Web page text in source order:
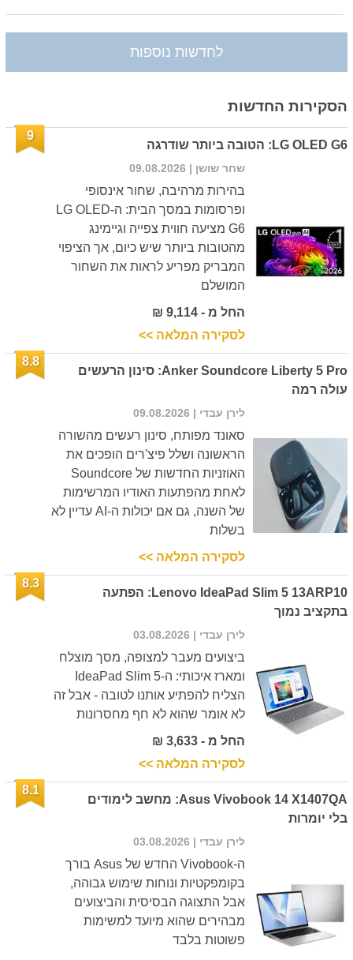
לחדשות נוספות
הסקירות החדשות
LG OLED G6: הטובה ביותר שודרגה
9
שחר שושן | 09.08.2026
בהירות מרהיבה, שחור אינסופי
ופרסומות במסך הבית: ה-LG OLED
G6 מציעה חווית צפייה וגיימינג
מהטובות ביותר שיש כיום, אך הציפוי
המבריק מפריע לראות את השחור
המושלם
החל מ - 9,114 ₪
לסקירה המלאה >>
Anker Soundcore Liberty 5 Pro: סינון הרעשים
עולה רמה
8.8
לירן עבדי | 09.08.2026
סאונד מפותח, סינון רעשים מהשורה
הראשונה ושלל פיצ'רים הופכים את
האוזניות החדשות של Soundcore
לאחת מהפתעות האודיו המרשימות
של השנה, גם אם יכולות ה-AI עדיין לא
בשלות
לסקירה המלאה >>
Lenovo IdeaPad Slim 5 13ARP10: הפתעה
בתקציב נמוך
8.3
לירן עבדי | 03.08.2026
ביצועים מעבר למצופה, מסך מוצלח
ומארז איכותי: ה-IdeaPad Slim 5
הצליח להפתיע אותנו לטובה - אבל זה
לא אומר שהוא לא חף מחסרונות
החל מ - 3,633 ₪
לסקירה המלאה >>
Asus Vivobook 14 X1407QA: מחשב לימודים
בלי יומרות
8.1
לירן עבדי | 03.08.2026
ה-Vivobook החדש של Asus בורך
בקומפקטיות ונוחות שימוש גבוהה,
אבל התצוגה הבסיסית והביצועים
מבהירים שהוא מיועד למשימות
פשוטות בלבד